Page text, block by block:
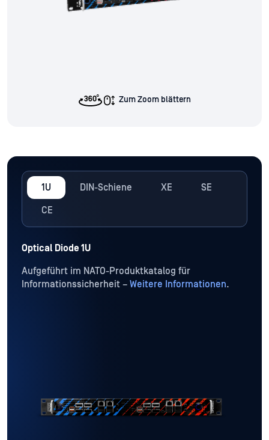
Zum Zoom blättern
1U DIN-Schiene XE SE
CE
Optical Diode 1U
Aufgeführt im NATO-Produktkatalog für
Informationssicherheit – Weitere Informationen.